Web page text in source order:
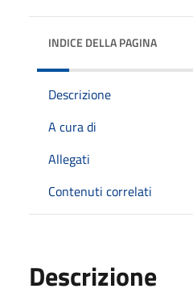
INDICE DELLA PAGINA
Descrizione
A cura di
Allegati
Contenuti correlati
Descrizione